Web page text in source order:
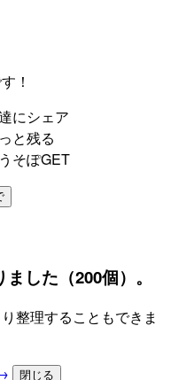
！
にシェア
と残る
そぽGET
した（200個）。
整理することもできま
閉じる